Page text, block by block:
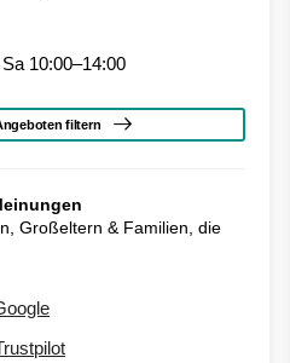
10:00–14:00
filtern
Großeltern & Familien, die